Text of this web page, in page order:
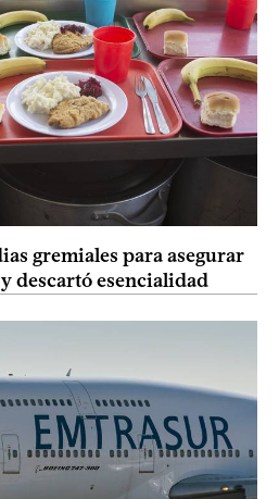
gremiales para asegurar
descartó esencialidad